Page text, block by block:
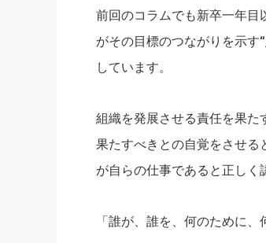
前回のコラムでも新卒一年目
がその目標のつながりを示す
しています。
組織を発展させる責任を果
果たすべきとの自覚をさせる
が自らの仕事であると正しく
「誰が、誰を、何のために